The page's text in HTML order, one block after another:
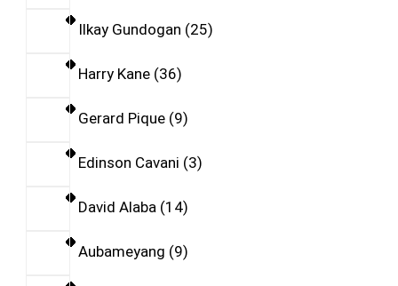
Ilkay Gundogan 25
Harry Kane 36
Gerard Pique 9
Edinson Cavani 3
David Alaba 14
Aubameyang 9